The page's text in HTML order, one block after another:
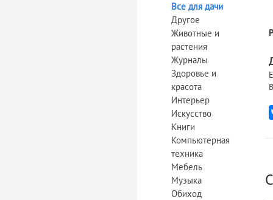
Все для дачи
Другое
Животные и
растения
Журналы
Здоровье и
красота
Интерьер
Искусство
Книги
Компьютерная
техника
Мебель
Музыка
Обиход